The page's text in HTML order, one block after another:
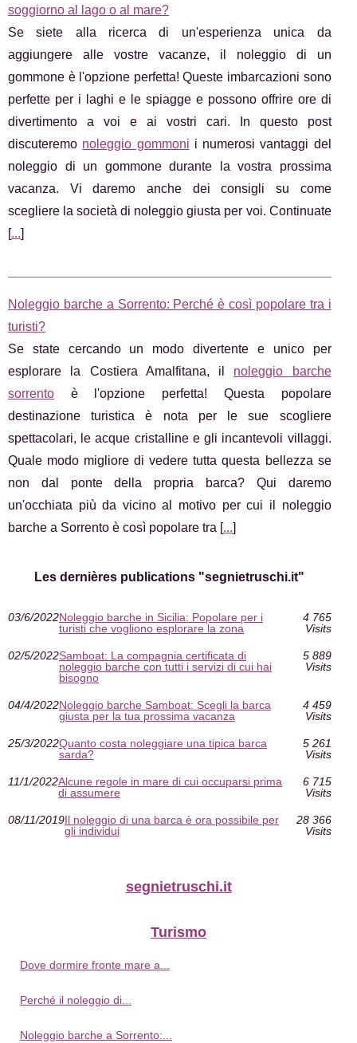
soggiorno al lago o al mare?
Se siete alla ricerca di un'esperienza unica da
aggiungere alle vostre vacanze, il noleggio di un
gommone è l'opzione perfetta! Queste imbarcazioni sono
perfette per i laghi e le spiagge e possono offrire ore di
divertimento a voi e ai vostri cari. In questo post
discuteremo noleggio gommoni i numerosi vantaggi del
noleggio di un gommone durante la vostra prossima
vacanza. Vi daremo anche dei consigli su come
scegliere la società di noleggio giusta per voi. Continuate
[...]
Noleggio barche a Sorrento: Perché è così popolare tra i
turisti?
Se state cercando un modo divertente e unico per
esplorare la Costiera Amalfitana, il noleggio barche
sorrento è l'opzione perfetta! Questa popolare
destinazione turistica è nota per le sue scogliere
spettacolari, le acque cristalline e gli incantevoli villaggi.
Quale modo migliore di vedere tutta questa bellezza se
non dal ponte della propria barca? Qui daremo
un'occhiata più da vicino al motivo per cui il noleggio
barche a Sorrento è così popolare tra [...]
Les dernières publications "segnietruschi.it"
03/6/2022Noleggio barche in Sicilia: Popolare per i
turisti che vogliono esplorare la zona
4 765
Visits
02/5/2022Samboat: La compagnia certificata di
noleggio barche con tutti i servizi di cui hai
bisogno
5 889
Visits
04/4/2022Noleggio barche Samboat: Scegli la barca
giusta per la tua prossima vacanza
4 459
Visits
25/3/2022Quanto costa noleggiare una tipica barca
sarda?
5 261
Visits
11/1/2022Alcune regole in mare di cui occuparsi prima
di assumere
6 715
Visits
08/11/2019Il noleggio di una barca è ora possibile per
gli individui
28 366
Visits
segnietruschi.it
Turismo
Dove dormire fronte mare a...
Perché il noleggio di...
Noleggio barche a Sorrento:...